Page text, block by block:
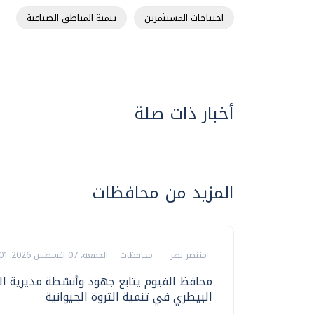
احتياجات المستثمرين تنمية المناطق الصناعية
أخبار ذات صلة
المزيد من محافظات
منتصر نضر محافظات الجمعة، 07 اغسطس 2026 09:01 م
محافظ الفيوم يتابع جهود وأنشطة مديرية
البيطري في تنمية الثروة الحيوانية